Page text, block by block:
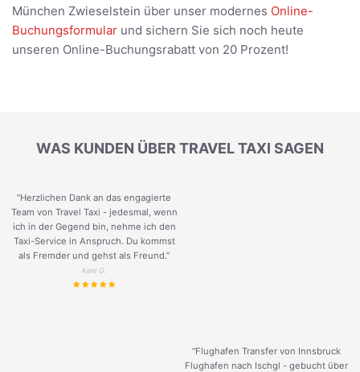
München Zwieselstein über unser modernes Online-
Buchungsformular und sichern Sie sich noch heute
unseren Online-Buchungsrabatt von 20 Prozent!
WAS KUNDEN ÜBER TRAVEL TAXI SAGEN
“Herzlichen Dank an das engagierte
Team von Travel Taxi - jedesmal, wenn
ich in der Gegend bin, nehme ich den
Taxi-Service in Anspruch. Du kommst
als Fremder und gehst als Freund.”
Keni G.
“Flughafen Transfer von Innsbruck
Flughafen nach Ischgl - gebucht über